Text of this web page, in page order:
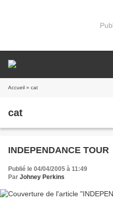
Accueil » cat
cat
INDEPENDANCE TOUR
Publié le 04/04/2005 à 11:49
Par Johney Perkins